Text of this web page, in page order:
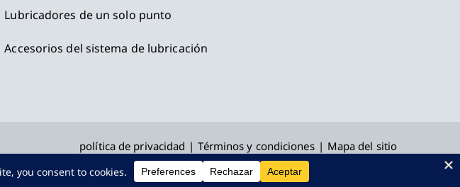
Lubricadores de un solo punto
Accesorios del sistema de lubricación
política de privacidad Términos y condiciones Mapa del sitio